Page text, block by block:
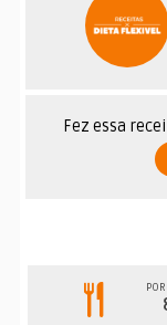
Fez essa